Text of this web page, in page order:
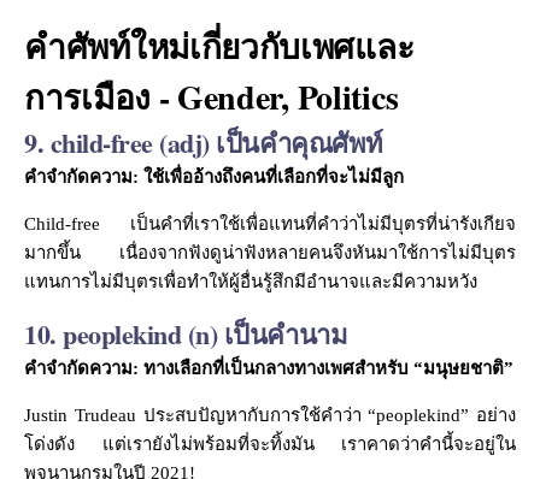
คำศัพท์ใหม่เกี่ยวกับเพศและ
การเมือง - Gender, Politics
9. child-free (adj) เป็นคำคุณศัพท์
คำจำกัดความ: ใช้เพื่ออ้างถึงคนที่เลือกที่จะไม่มีลูก
Child-free เป็นคำที่เราใช้เพื่อแทนที่คำว่าไม่มีบุตรที่น่ารังเกียจ
มากขึ้น เนื่องจากฟังดูน่าฟังหลายคนจึงหันมาใช้การไม่มีบุตร
แทนการไม่มีบุตรเพื่อทำให้ผู้อื่นรู้สึกมีอำนาจและมีความหวัง
10. peoplekind (n) เป็นคำนาม
คำจำกัดความ: ทางเลือกที่เป็นกลางทางเพศสำหรับ “มนุษยชาติ”
Justin Trudeau ประสบปัญหากับการใช้คำว่า “peoplekind” อย่าง
โด่งดัง แต่เรายังไม่พร้อมที่จะทิ้งมัน เราคาดว่าคำนี้จะอยู่ใน
พจนานุกรมในปี 2021!